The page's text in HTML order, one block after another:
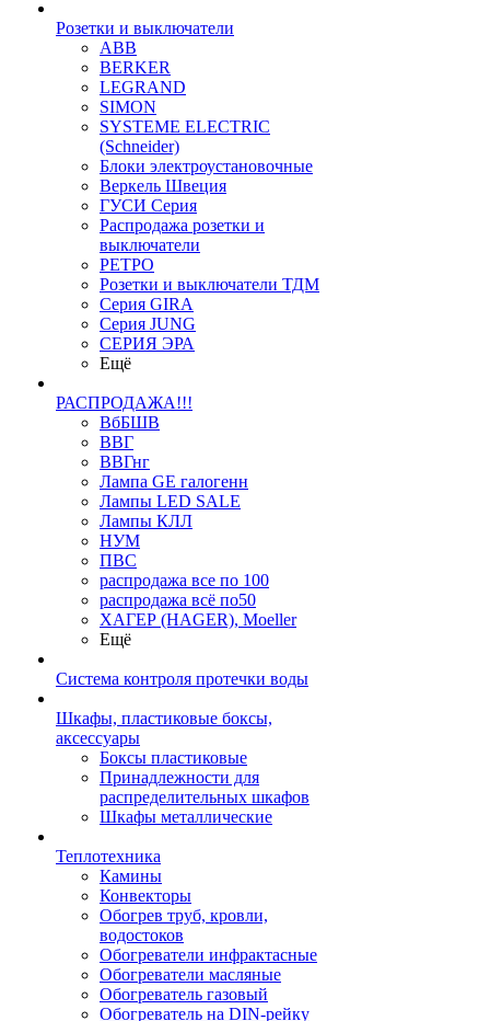
Розетки и выключатели
ABB
BERKER
LEGRAND
SIMON
SYSTEME ELECTRIC
(Schneider)
Блоки электроустановочные
Веркель Швеция
ГУСИ Серия
Распродажа розетки и
выключатели
РЕТРО
Розетки и выключатели ТДМ
Серия GIRA
Серия JUNG
СЕРИЯ ЭРА
Ещё
РАСПРОДАЖА!!!
ВбБШВ
ВВГ
ВВГнг
Лампа GE галогенн
Лампы LED SALE
Лампы КЛЛ
НУМ
ПВС
распродажа все по 100
распродажа всё по50
ХАГЕР (HAGER), Moeller
Ещё
Система контроля протечки воды
Шкафы, пластиковые боксы,
аксессуары
Боксы пластиковые
Принадлежности для
распределительных шкафов
Шкафы металлические
Теплотехника
Камины
Конвекторы
Обогрев труб, кровли,
водостоков
Обогреватели инфрактасные
Обогреватели масляные
Обогреватель газовый
Обогреватель на DIN-рейку